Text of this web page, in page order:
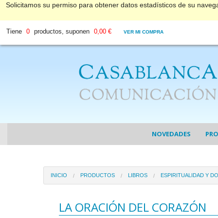
Solicitamos su permiso para obtener datos estadísticos de su
Tiene 0 productos, suponen 0,00 € VER MI COMPRA
NOVEDADES
INICIO PRODUCTOS LIBROS ESPIRITUALIDAD Y
LA ORACIÓN DEL CORAZÓN